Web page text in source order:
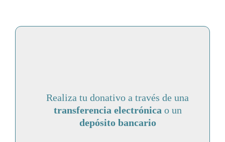
Realiza tu donativo a través de una
transferencia electrónica o un
depósito bancario